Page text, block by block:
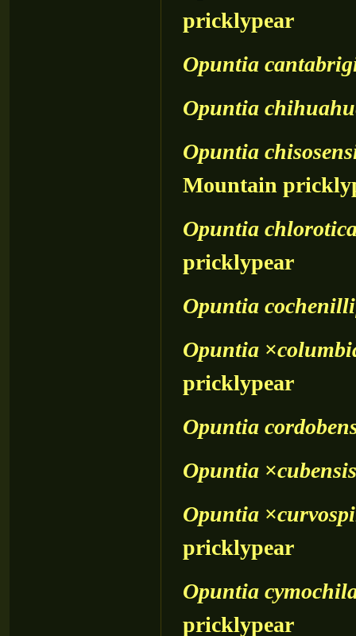
pricklypear
Opuntia
Opuntia
Opuntia
Mountain
Opuntia
pricklypear
Opuntia
Opuntia ×
pricklypear
Opuntia
Opuntia ×cubensis
Opuntia ×
pricklypear
Opuntia
pricklypear